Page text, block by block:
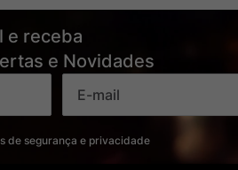
e receba
e Novidades
de segurança e privacidade